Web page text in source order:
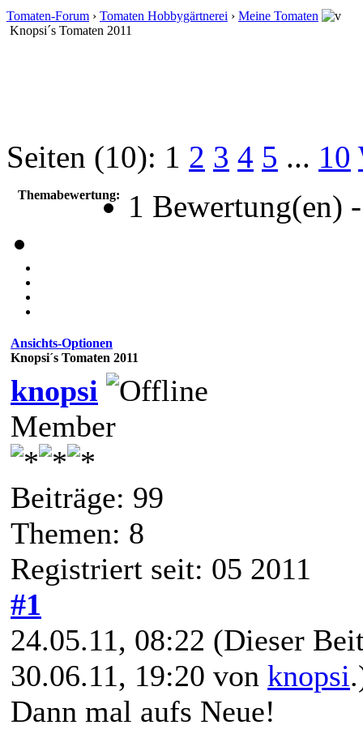
Tomaten-Forum › Tomaten Hobbygärtnerei › Meine Tomaten
Knopsi´s Tomaten 2011
Seiten (10): 1 2 3 4 5 ... 10
Themabewertung: 1 Bewertung(en)
Ansichts-Optionen
Knopsi´s Tomaten 2011
knopsi
Member
Beiträge: 99
Themen: 8
Registriert seit: 05 2011
#1
24.05.11, 08:22 (Dieser
30.06.11, 19:20 von knopsi
Dann mal aufs Neue!